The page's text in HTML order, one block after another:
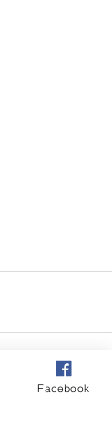
Facebook